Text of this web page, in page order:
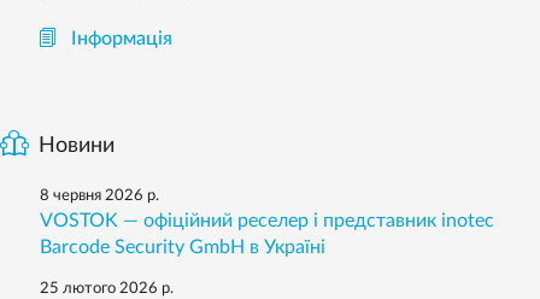
Інформація
Новини
8 червня 2026 р.
VOSTOK — офіційний реселер і представник inotec
Barcode Security GmbH в Україні
25 лютого 2026 р.